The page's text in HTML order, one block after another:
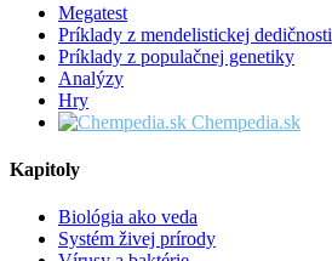
Megatest
Príklady z mendelistickej dedičnosti
Príklady z populačnej genetiky
Analýzy
Hry
Chempedia.sk
Kapitoly
Biológia ako veda
Systém živej prírody